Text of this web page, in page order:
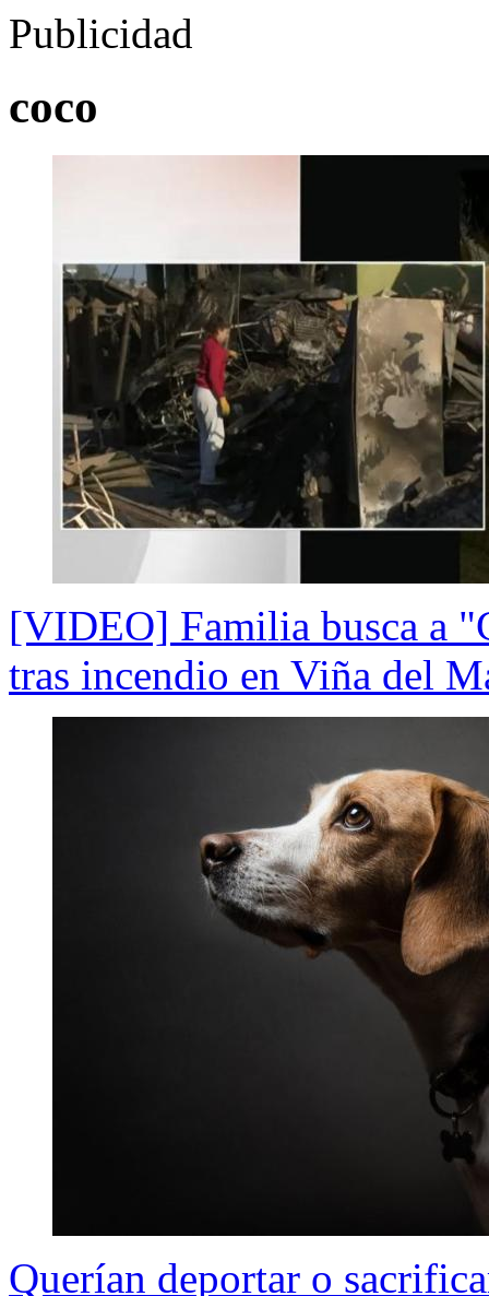
Publicidad
coco
[VIDEO] Familia busca a
tras incendio en Viña del
Querían deportar o